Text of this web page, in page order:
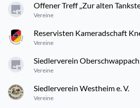
Offener Treff „Zur alten
Vereine
Reservisten Kameradschaft
Vereine
Siedlerverein Oberschwappach
Vereine
Siedlerverein Westheim e. V.
Vereine